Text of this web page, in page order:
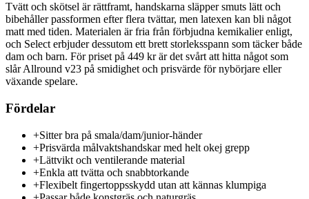
Tvätt och skötsel är rättframt, handskarna släpper smuts lätt och
bibehåller passformen efter flera tvättar, men latexen kan bli något
matt med tiden. Materialen är fria från förbjudna kemikalier enligt,
och Select erbjuder dessutom ett brett storleksspann som täcker både
dam och barn. För priset på 449 kr är det svårt att hitta något som
slår Allround v23 på smidighet och prisvärde för nybörjare eller
växande spelare.
Fördelar
+Sitter bra på smala/dam/junior-händer
+Prisvärda målvaktshandskar med helt okej grepp
+Lättvikt och ventilerande material
+Enkla att tvätta och snabbtorkande
+Flexibelt fingertoppsskydd utan att kännas klumpiga